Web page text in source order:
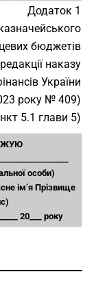
Додаток 1
бюджетів
наказу
України
року № 409)
5.1 глави 5)
особи)
ім’я Прізвище
20___ року